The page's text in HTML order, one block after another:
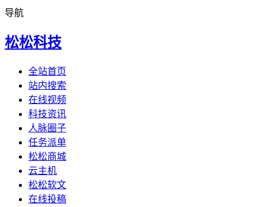
导航
松松科技
全站首页
站内搜索
在线视频
科技资讯
人脉圈子
任务派单
松松商城
云主机
松松软文
在线投稿